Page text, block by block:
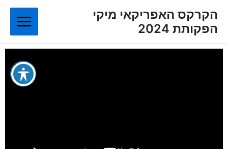
לתוכןהקרקס האפריקאי מיקי
הפקותת 2024
Main
Menu